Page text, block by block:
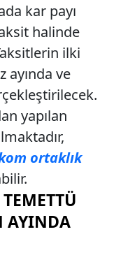
kar payı
halinde
ilki
ayında ve
yapılan
ortaklık
AYINDA